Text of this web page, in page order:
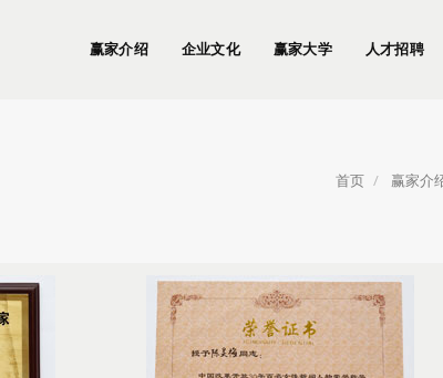
赢家介绍 企业文化 赢家大学 人才招聘
首页 赢家介